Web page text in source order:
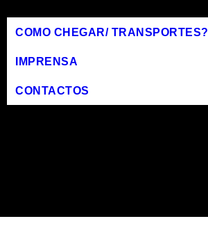
COMO CHEGAR/ TRANSPORTES?
IMPRENSA
CONTACTOS